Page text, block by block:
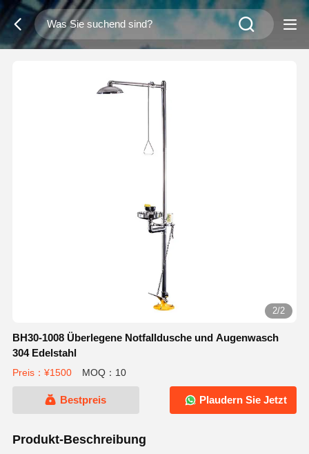
2/2
BH30-1008 Überlegene Notfalldusche und Augenwasch
304 Edelstahl
Preis：¥1500 MOQ：10
Bestpreis Plaudern Sie Jetzt
Produkt-Beschreibung